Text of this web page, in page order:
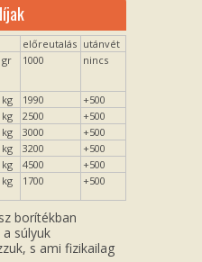
előreutalás utánvét
gr 1000 nincs
kg 1990
+500
kg 2500
+500
kg 3000
+500
kg 3200
+500
kg 4500
+500
kg 1700 +500
borítékban
súlyuk
s ami fizikailag